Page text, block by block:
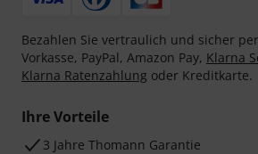
Bezahlen Sie vertraulich und sicher
Vorkasse, PayPal, Amazon Pay, Klarna
Klarna Ratenzahlung oder Kreditkarte.
Ihre Vorteile
3 Jahre Thomann Garantie